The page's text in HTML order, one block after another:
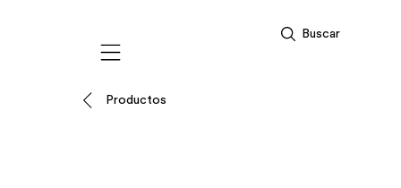
Mobile navigation
Buscar
Productos